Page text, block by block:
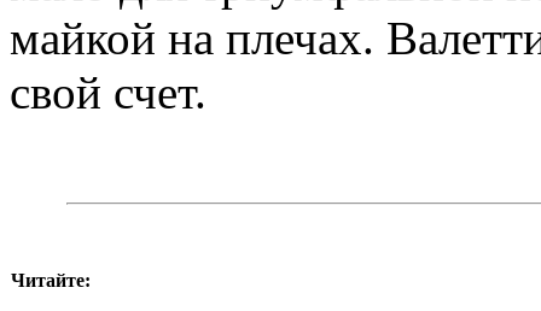
майкой на плечах.
свой счет.
Читайте: